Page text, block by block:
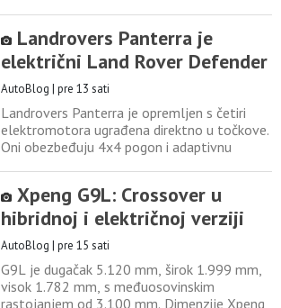
Automobil usvaja i LiDAR na krovu, pogodan
za sistem vožnje DiPilot 5.0 koji može da
Dimenzije BYD
Landrovers Panterra je
električni Land Rover Defender
AutoBlog | pre 13 sati
Landrovers Panterra je opremljen s četiri
elektromotora ugrađena direktno u točkove.
Oni obezbeđuju 4x4 pogon i adaptivnu
KS, dok obrtni moment dostiže 6.400 Nm.
Električni Defender je težak 2.900 kilograma.
Od 0 do 100 km/h ubrzava za 5,5 sekundi,
dok deklarisani domet iznosi
Xpeng G9L: Crossover u
hibridnoj i električnoj verziji
AutoBlog | pre 15 sati
G9L je dugačak 5.120 mm, širok 1.999 mm,
visok 1.782 mm, s međuosovinskim
rastojanjem od 3.100 mm. Dimenzije Xpeng